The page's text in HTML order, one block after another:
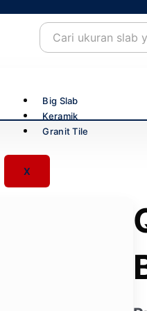
Big Slab
Keramik
Granit Tile
X